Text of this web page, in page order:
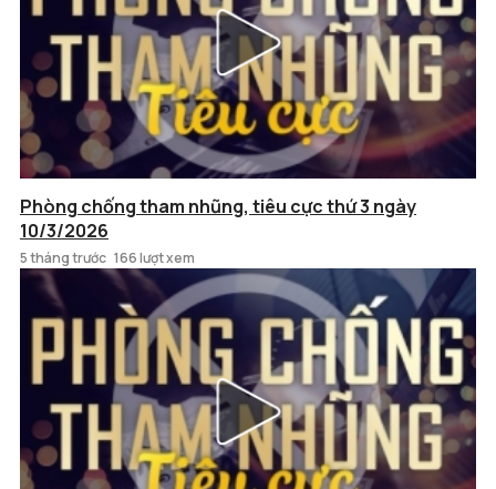
Phòng chống tham nhũng, tiêu cực thứ 3 ngày
10/3/2026
5 tháng trước 166 lượt xem